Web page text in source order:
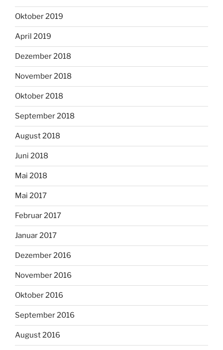
Oktober 2019
April 2019
Dezember 2018
November 2018
Oktober 2018
September 2018
August 2018
Juni 2018
Mai 2018
Mai 2017
Februar 2017
Januar 2017
Dezember 2016
November 2016
Oktober 2016
September 2016
August 2016